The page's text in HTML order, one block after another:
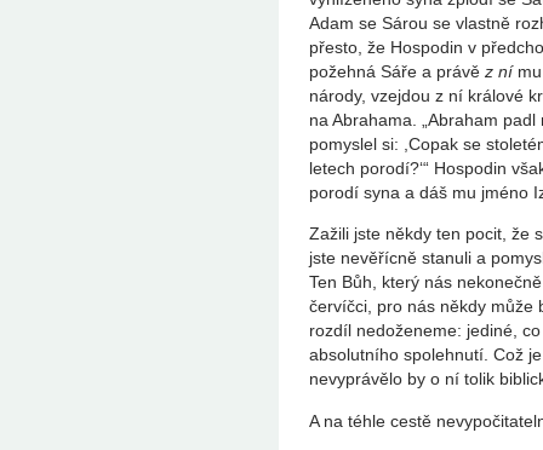
Adam se Sárou se vlastně
přesto, že Hospodin v
požehná Sáře a právě z ní
národy, vzejdou z ní králové
na Abrahama. „Abraham
pomyslel si: ,Copak se
letech porodí?‘“ Hospodin
porodí syna a dáš mu jméno
Zažili jste někdy ten pocit, že
jste nevěřícně stanuli a
Ten Bůh, který nás
červíčci, pro nás někdy může
rozdíl nedoženeme: jediné,
absolutního spolehnutí. Což
nevyprávělo by o ní tolik
A na téhle cestě